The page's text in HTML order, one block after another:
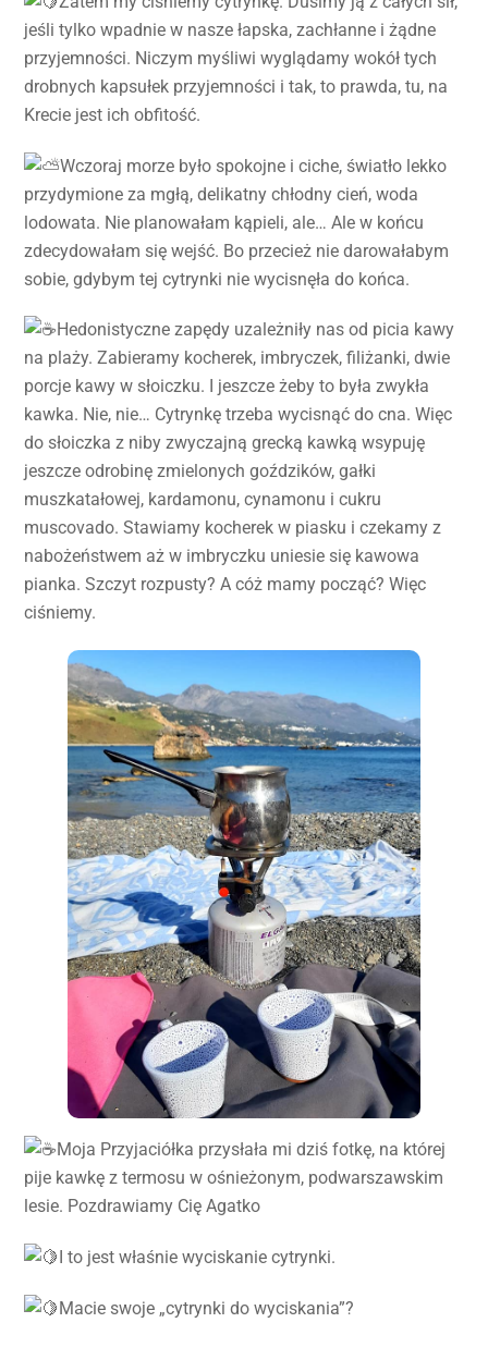
jeśli tylko wpadnie w nasze łapska, zachłanne i żądne
przyjemności. Niczym myśliwi wyglądamy wokół tych
drobnych kapsułek przyjemności i tak, to prawda, tu, na
Krecie jest ich obfitość.
Wczoraj morze było spokojne i ciche, światło lekko
przydymione za mgłą, delikatny chłodny cień, woda
lodowata. Nie planowałam kąpieli, ale… Ale w końcu
zdecydowałam się wejść. Bo przecież nie darowałabym
sobie, gdybym tej cytrynki nie wycisnęła do końca.
Hedonistyczne zapędy uzależniły nas od picia kawy
na plaży. Zabieramy kocherek, imbryczek, filiżanki, dwie
porcje kawy w słoiczku. I jeszcze żeby to była zwykła
kawka. Nie, nie… Cytrynkę trzeba wycisnąć do cna. Więc
do słoiczka z niby zwyczajną grecką kawką wsypuję
jeszcze odrobinę zmielonych goździków, gałki
muszkatałowej, kardamonu, cynamonu i cukru
muscovado. Stawiamy kocherek w piasku i czekamy z
nabożeństwem aż w imbryczku uniesie się kawowa
pianka. Szczyt rozpusty? A cóż mamy począć? Więc
ciśniemy.
Moja Przyjaciółka przysłała mi dziś fotkę, na której
pije kawkę z termosu w ośnieżonym, podwarszawskim
lesie. Pozdrawiamy Cię Agatko
I to jest właśnie wyciskanie cytrynki.
Macie swoje „cytrynki do wyciskania”?